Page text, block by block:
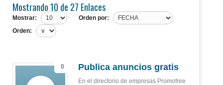
Mostrando 10 de 27 Enlaces
Mostrar:
Orden por:
Orden:
0 Publica anuncios gratis
En el directorio de empresas Promofree